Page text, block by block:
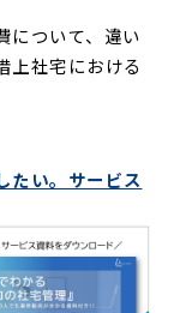
について、違い
上社宅における
たい。サービス